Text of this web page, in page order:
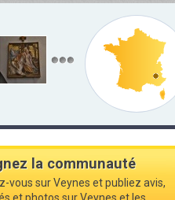
la communauté
vous sur Veynes et publiez avis,